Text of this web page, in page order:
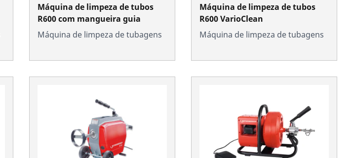
Máquina de limpeza de tubos
R600 com mangueira guia
Máquina de limpeza de tubagens
Máquina de limpeza de tubos
R600 VarioClean
Máquina de limpeza de tubagens